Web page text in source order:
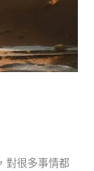
對很多事情都